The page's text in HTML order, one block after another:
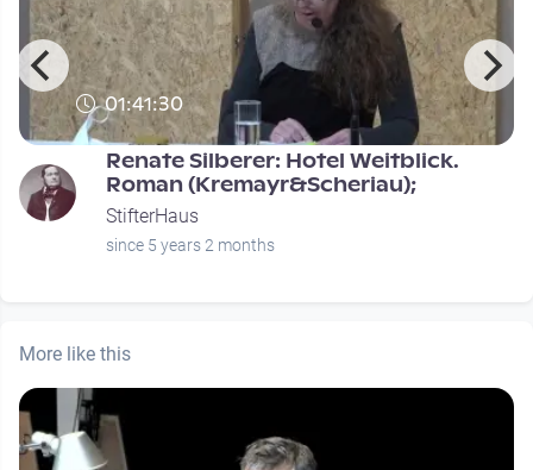
01:41:30
Renate Silberer: Hotel Weitblick.
Roman (Kremayr&Scheriau);
StifterHaus
since 5 years 2 months
More like this